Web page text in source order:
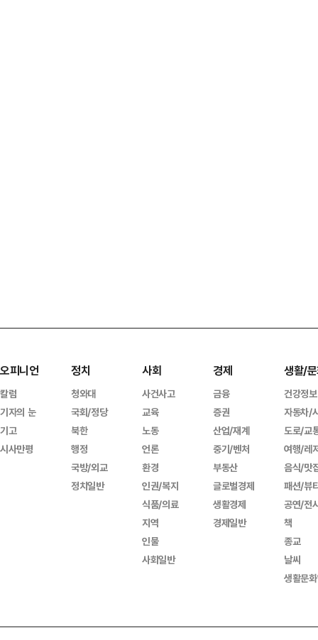
오피니언
칼럼
기자의 눈
기고
시사만평
정치
청와대
국회/정당
북한
행정
국방/외교
정치일반
사회
사건사고
교육
노동
언론
환경
인권/복지
식품/의료
지역
인물
사회일반
경제
금융
증권
산업/재계
중기/벤처
부동산
글로벌경제
생활경제
경제일반
생활/
건강정보
자동차/
도로/교
여행/레
음식/맛
패션/뷰
공연/전
책
종교
날씨
생활문